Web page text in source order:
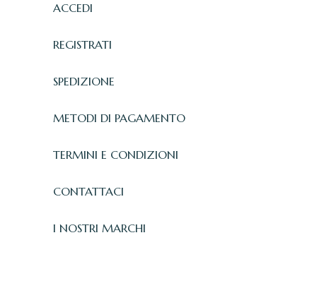
ACCEDI
REGISTRATI
SPEDIZIONE
METODI DI PAGAMENTO
TERMINI E CONDIZIONI
CONTATTACI
I NOSTRI MARCHI